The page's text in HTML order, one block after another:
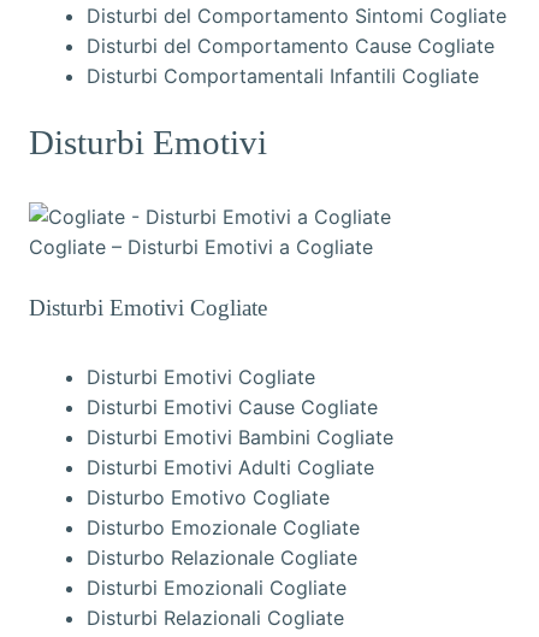
Disturbi del Comportamento Sintomi Cogliate
Disturbi del Comportamento Cause Cogliate
Disturbi Comportamentali Infantili Cogliate
Disturbi Emotivi
Cogliate – Disturbi Emotivi a Cogliate
Disturbi Emotivi Cogliate
Disturbi Emotivi Cogliate
Disturbi Emotivi Cause Cogliate
Disturbi Emotivi Bambini Cogliate
Disturbi Emotivi Adulti Cogliate
Disturbo Emotivo Cogliate
Disturbo Emozionale Cogliate
Disturbo Relazionale Cogliate
Disturbi Emozionali Cogliate
Disturbi Relazionali Cogliate